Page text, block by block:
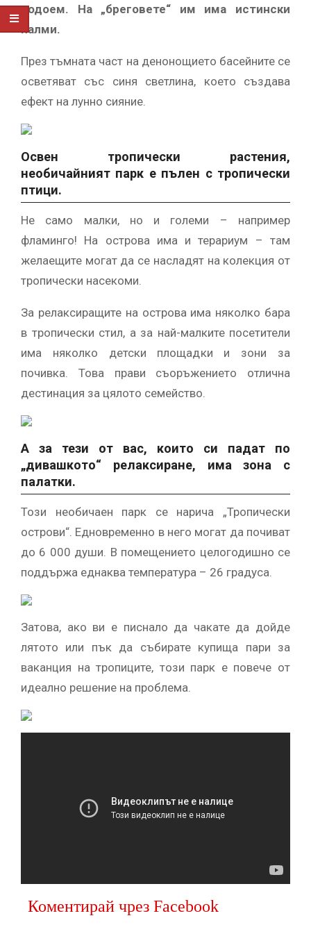
водоем. На „бреговете“ им има истински
палми.
През тъмната част на денонощието басейните се
осветяват със синя светлина, което създава
ефект на лунно сияние.
Освен тропически растения,
необичайният парк е пълен с тропически
птици.
Не само малки, но и големи – например
фламинго! На острова има и терариум – там
желаещите могат да се насладят на колекция от
тропически насекоми.
За релаксиращите на острова има няколко бара
в тропически стил, а за най-малките посетители
има няколко детски площадки и зони за
почивка. Това прави съоръжението отлична
дестинация за цялото семейство.
А за тези от вас, които си падат по
„дивашкото“ релаксиране, има зона с
палатки.
Този необичаен парк се нарича „Тропически
острови“. Едновременно в него могат да почиват
до 6 000 души. В помещението целогодишно се
поддържа еднаква температура – 26 градуса.
Затова, ако ви е писнало да чакате да дойде
лятото или пък да събирате купища пари за
ваканция на тропиците, този парк е повече от
идеално решение на проблема.
Коментирай чрез Facebook